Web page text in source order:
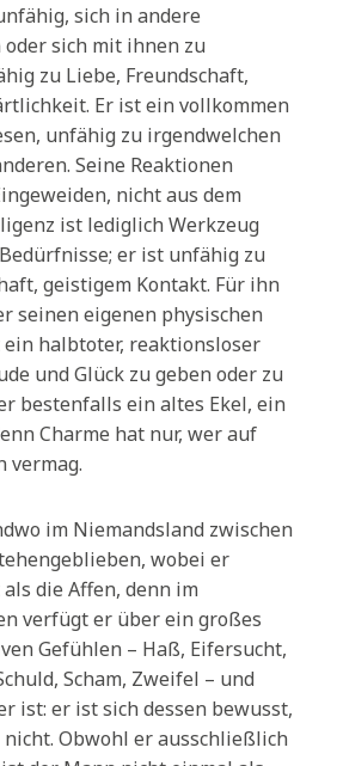
sich in andere
sich mit ihnen zu
zu Liebe, Freundschaft,
Er ist ein vollkommen
unfähig zu irgendwelchen
Seine Reaktionen
nicht aus dem
ist lediglich Werkzeug
er ist unfähig zu
geistigem Kontakt. Für ihn
seinen eigenen physischen
ein halbtoter, reaktionsloser
und Glück zu geben oder zu
bestenfalls ein altes Ekel, ein
Charme hat nur, wer auf
vermag.
im Niemandsland zwischen
wobei er
die Affen, denn im
verfügt er über ein großes
Gefühlen – Haß, Eifersucht,
Scham, Zweifel – und
ist: er ist sich dessen bewusst,
Obwohl er ausschließlich